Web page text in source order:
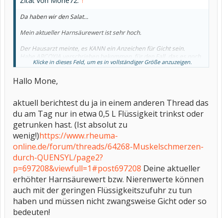
Da haben wir den Salat...
Mein aktueller Harnsäurewert ist sehr hoch.
Der Hausarzt meinte, es KANN ein Anzeichen für Gicht sein.
Habe ARCOXIA verschrieben bekommen, für den Fall, das es noch
schmerzhafter wird.
Soll außerdem die Füße schön warmhalten und auf meine
BINGO
Klicke in dieses Feld, um es in vollständiger Größe anzuzeigen.
Hallo Mone,
aktuell berichtest du ja in einem anderen Thread das
du am Tag nur in etwa 0,5 L Flüssigkeit trinkst oder
getrunken hast. (Ist absolut zu
wenig!)https://www.rheuma-
online.de/forum/threads/64268-Muskelschmerzen-
durch-QUENSYL/page2?
p=697208&viewfull=1#post697208 Deine aktueller
erhöhter Harnsäurewert bzw. Nierenwerte können
auch mit der geringen Flüssigkeitszufuhr zu tun
haben und müssen nicht zwangsweise Gicht oder so
bedeuten!